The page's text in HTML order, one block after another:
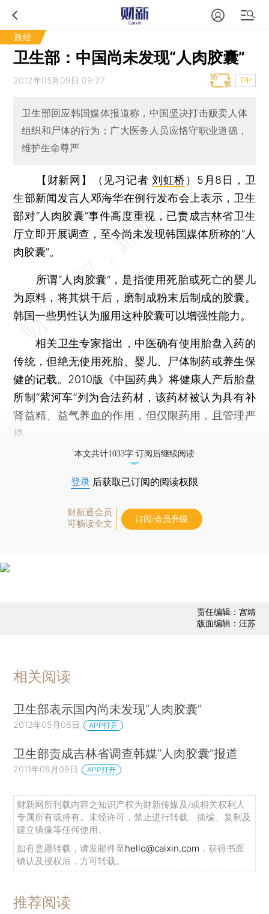
政经
卫生部：中国尚未发现“人肉胶囊”
2012年05月09日 09:27 T中
卫生部回应韩国媒体报道称，中国坚决打击贩卖人体
组织和尸体的行为；广大医务人员应恪守职业道德，
维护生命尊严
【财新网】（见习记者 刘虹桥 ） 5月8日，卫
生部新闻发言人邓海华在例行发布会上表示，卫生
部对“人肉胶囊”事件高度重视，已责成吉林省卫生
厅立即开展调查，至今尚未发现韩国媒体所称的“人
肉胶囊”。
所谓“人肉胶囊”，是指使用死胎或死亡的婴儿
为原料，将其烘干后，磨制成粉末后制成的胶囊。
韩国一些男性认为服用这种胶囊可以增强性能力。
相关卫生专家指出，中医确有使用胎盘入药的
传统，但绝无使用死胎、婴儿、尸体制药或养生保
健的记载。2010版《中国药典》将健康人产后胎盘
所制“紫河车”列为合法药材，该药材被认为具有补
肾益精、益气养血的作用，但仅限药用，且管理严
格。
本文共计1033字 订阅后继续阅读
登录 后获取已订阅的阅读权限
财新通会员
可畅读全文
订阅/会员升级
责任编辑：宫靖
版面编辑：汪苏
相关阅读
卫生部表示国内尚未发现“人肉胶囊”
2012年05月08日 APP打开
卫生部责成吉林省调查韩媒“人肉胶囊”报道
2011年08月09日 APP打开
财新网所刊载内容之知识产权为财新传媒及/或相关权利人
专属所有或持有。未经许可，禁止进行转载、摘编、复制及
建立镜像等任何使用。
如有意愿转载，请发邮件至hello@caixin.com ，获得书面
确认及授权后，方可转载。
推荐阅读